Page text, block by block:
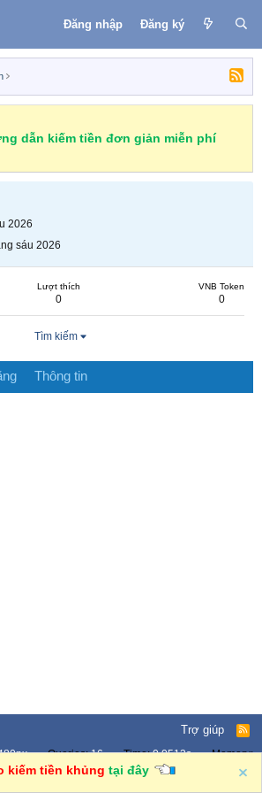
Đăng nhập Đăng ký
dẫn kiếm tiền đơn giản miễn phí
2026
sáu 2026
Lượt thích
0
VNB Token
0
Tìm kiếm
Thông tin
Trợ giúp
R
S
Queries 16 Time 0.0513s
Memory
kiếm tiền khủng tại đây